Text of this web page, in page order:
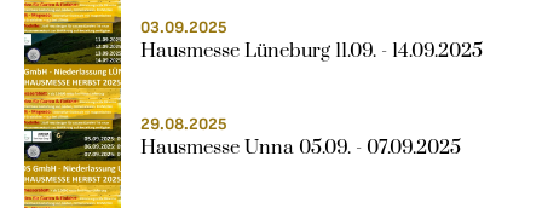
03.09.2025
Hausmesse Lüneburg 11.09. - 14.09.2025
29.08.2025
Hausmesse Unna 05.09. - 07.09.2025